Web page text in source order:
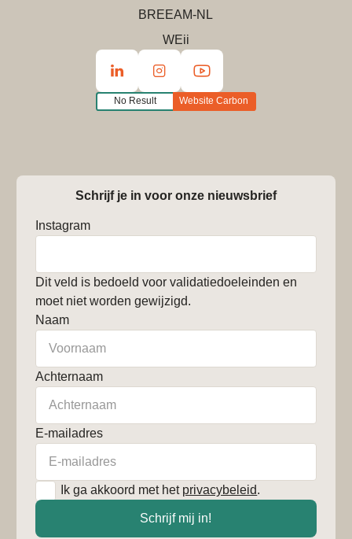
BREEAM-NL
WEii
No Result Website Carbon
Schrijf je in voor onze nieuwsbrief
Instagram
Dit veld is bedoeld voor validatiedoeleinden en
moet niet worden gewijzigd.
Naam
Achternaam
E-mailadres
Ik ga akkoord met het privacybeleid.
Schrijf mij in!